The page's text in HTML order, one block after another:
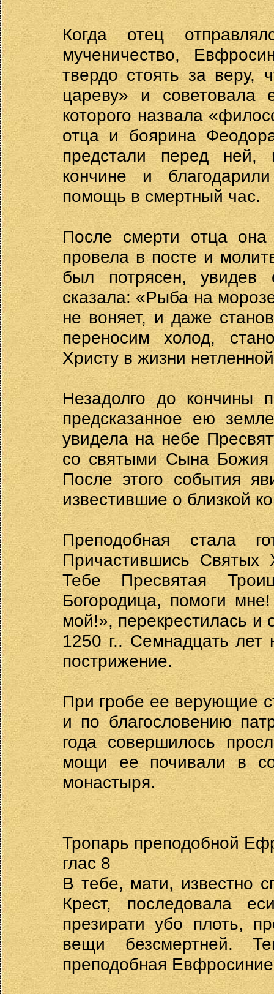
Когда отец
мученичество,
твердо стоять за веру,
цареву» и советовала
которого назвала
отца и боярина
предстали перед ней,
кончине и
помощь в смертный час.
После смерти отца
провела в посте и
был потрясен, увидев
сказала: «Рыба на
не воняет, и даже
переносим холод,
Христу в жизни
Незадолго до кончины
предсказанное ею
увидела на небе
со святыми Сына
После этого события
известившие о близкой
Преподобная стала
Причастившись Святых
Тебе Пресвятая
Богородица, помоги
мой!», перекрестилась и
1250 г.. Семнадцать
пострижение.
При гробе ее верующие
и по благословению
года совершилось
мощи ее почивали в
монастыря.
Тропарь преподобной
глас 8
В тебе, мати, известно
Крест, последовала
презирати убо плоть,
вещи безсмертней.
преподобная